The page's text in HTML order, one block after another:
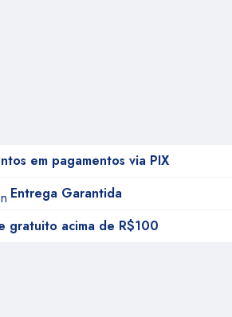
em pagamentos via PIX
Entrega Garantida
gratuito acima de R$100